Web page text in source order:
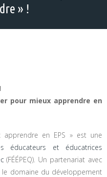
» !
pour mieux apprendre en
en EPS » est une
éducateurs et éducatrices
(FÉÉPEQ). Un partenariat avec
le domaine du développement